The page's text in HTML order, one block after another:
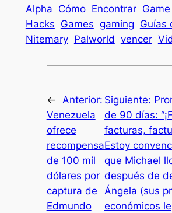
Alpha Cómo Encontrar Game
Hacks Games gaming Guías
Nitemary Palworld vencer
←
Anterior:
Venezuela
ofrece
recompensa
de 100 mil
dólares por
captura de
Edmundo
Siguiente:
de 90 días:
facturas,
Estoy
que Michael
después de
Ángela (sus
económicos le